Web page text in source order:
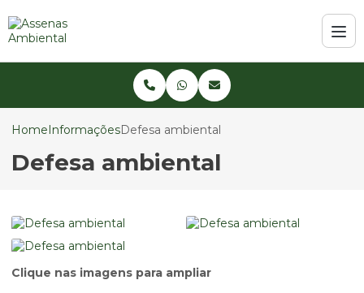
HomeInformaçõesDefesa ambiental
Defesa ambiental
Clique nas imagens para ampliar